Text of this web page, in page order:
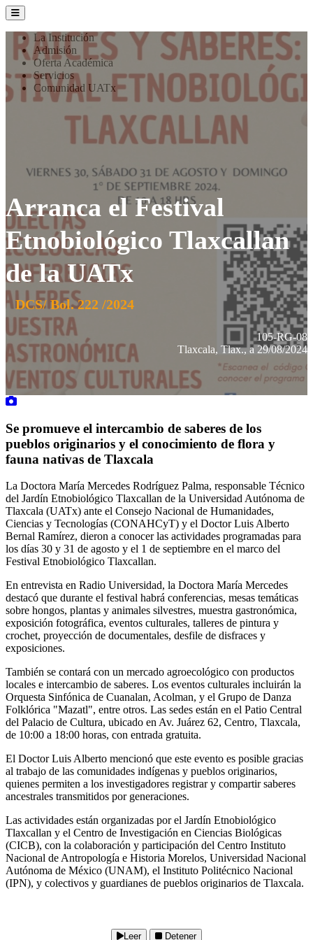
La Institución
Admisión
Oferta Académica
Servicios
Comunidad UATx
Arranca el Festival
Etnobiológico Tlaxcallan
de la UATx
DCS/ Bol. 222 /2024
105-RG-08
Tlaxcala, Tlax., a 29/08/2024
Se promueve el intercambio de saberes de los
pueblos originarios y el conocimiento de flora y
fauna nativas de Tlaxcala
La Doctora María Mercedes Rodríguez Palma, responsable Técnico
del Jardín Etnobiológico Tlaxcallan de la Universidad Autónoma de
Tlaxcala (UATx) ante el Consejo Nacional de Humanidades,
Ciencias y Tecnologías (CONAHCyT) y el Doctor Luis Alberto
Bernal Ramírez, dieron a conocer las actividades programadas para
los días 30 y 31 de agosto y el 1 de septiembre en el marco del
Festival Etnobiológico Tlaxcallan.
En entrevista en Radio Universidad, la Doctora María Mercedes
destacó que durante el festival habrá conferencias, mesas temáticas
sobre hongos, plantas y animales silvestres, muestra gastronómica,
exposición fotográfica, eventos culturales, talleres de pintura y
crochet, proyección de documentales, desfile de disfraces y
exposiciones.
También se contará con un mercado agroecológico con productos
locales e intercambio de saberes. Los eventos culturales incluirán la
Orquesta Sinfónica de Cuanalan, Acolman, y el Grupo de Danza
Folklórica "Mazatl", entre otros. Las sedes están en el Patio Central
del Palacio de Cultura, ubicado en Av. Juárez 62, Centro, Tlaxcala,
de 10:00 a 18:00 horas, con entrada gratuita.
El Doctor Luis Alberto mencionó que este evento es posible gracias
al trabajo de las comunidades indígenas y pueblos originarios,
quienes permiten a los investigadores registrar y compartir saberes
ancestrales transmitidos por generaciones.
Las actividades están organizadas por el Jardín Etnobiológico
Tlaxcallan y el Centro de Investigación en Ciencias Biológicas
(CICB), con la colaboración y participación del Centro Instituto
Nacional de Antropología e Historia Morelos, Universidad Nacional
Autónoma de México (UNAM), el Instituto Politécnico Nacional
(IPN), y colectivos y guardianes de pueblos originarios de Tlaxcala.
Leer Detener